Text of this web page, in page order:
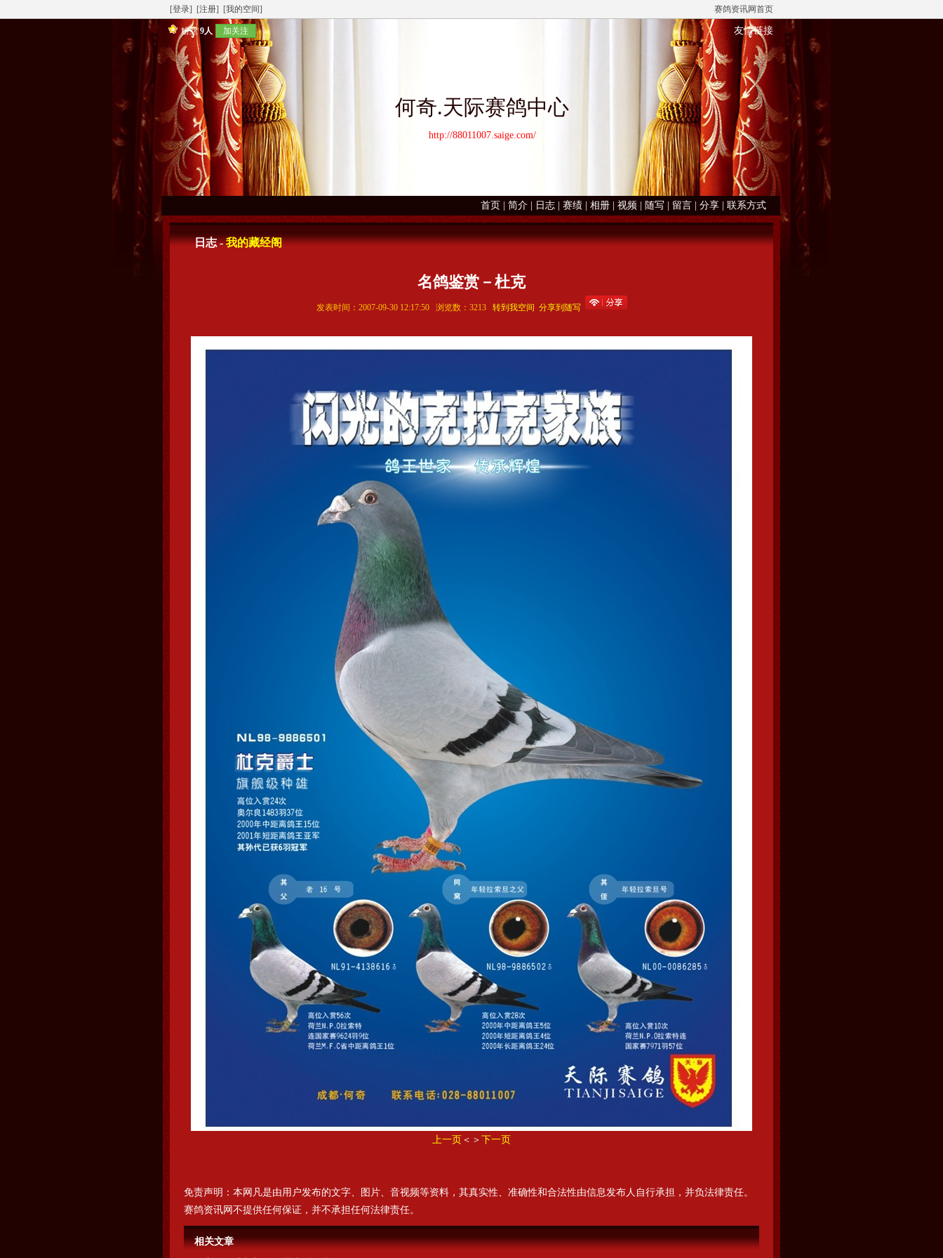
[登录] [注册] [我的空间] 赛鸽资讯网首页
粉丝9人 加关注 友情链接
何奇.天际赛鸽中心
http://88011007.saige.com/
首页 简介 日志 赛绩 相册 视频 随写 留言 分享 联系方式
日志 -我的藏经阁
名鸽鉴赏－杜克
发表时间：2007-09-30 12:17:50 浏览数：3213 转到我空间 分享到随写
上一页 ＜＞ 下一页
免责声明：本网凡是由用户发布的文字、图片、音视频等资料，其真实性、准确性和合法性由信息发布人自行承担，并负法律责任。
赛鸽资讯网不提供任何保证，并不承担任何法律责任。
相关文章